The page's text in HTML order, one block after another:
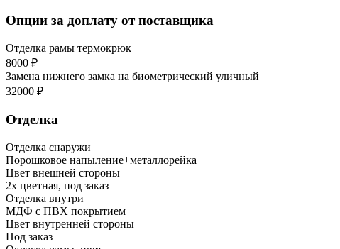
Опции за доплату от поставщика
Отделка рамы термокрюк
8000 ₽
Замена нижнего замка на биометрический уличный
32000 ₽
Отделка
Отделка снаружи
Порошковое напыление+металлорейка
Цвет внешней стороны
2х цветная, под заказ
Отделка внутри
МДФ с ПВХ покрытием
Цвет внутренней стороны
Под заказ